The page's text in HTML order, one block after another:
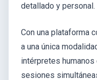
detallado y personal.
Con una plataforma
a una única
intérpretes humanos
sesiones